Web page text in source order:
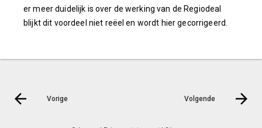
er meer duidelijk is over de werking van de Regiodeal
blijkt dit voordeel niet reëel en wordt hier gecorrigeerd.
Vorige Volgende